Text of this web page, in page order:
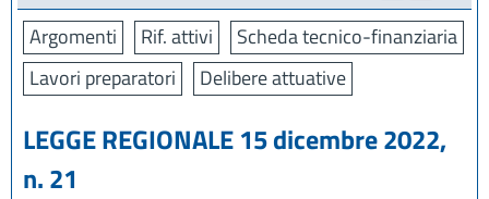
Argomenti Rif. attivi
Scheda tecnico-finanziaria
Lavori preparatori
Delibere attuative
LEGGE REGIONALE 15 dicembre 2022,
n. 21